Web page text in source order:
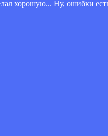
хорошую... Ну, ошибки